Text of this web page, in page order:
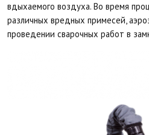
вдыхаемого воздуха. Во время
различных вредных примесей,
проведении сварочных работ в